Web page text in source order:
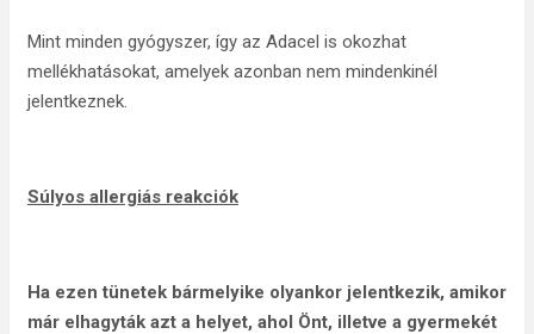
Mint minden gyógyszer, így az Adacel is okozhat
mellékhatásokat, amelyek azonban nem mindenkinél
jelentkeznek.
Súlyos allergiás reakciók
Ha ezen tünetek bármelyike olyankor jelentkezik, amikor
már elhagyták azt a helyet, ahol Önt, illetve a gyermekét